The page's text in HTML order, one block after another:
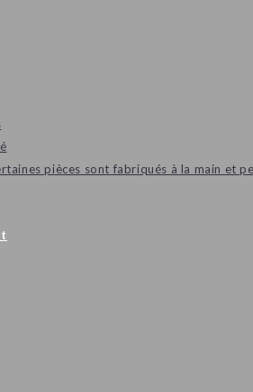
pièces sont fabriqués à la main et